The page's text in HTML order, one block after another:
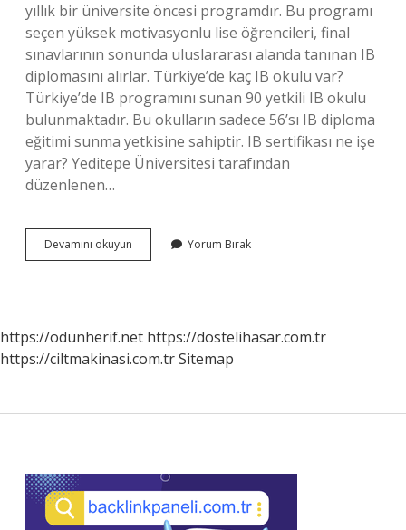
yıllık bir üniversite öncesi programdır. Bu programı
seçen yüksek motivasyonlu lise öğrencileri, final
sınavlarının sonunda uluslararası alanda tanınan IB
diplomasını alırlar. Türkiye’de kaç IB okulu var?
Türkiye’de IB programını sunan 90 yetkili IB okulu
bulunmaktadır. Bu okulların sadece 56’sı IB diploma
eğitimi sunma yetkisine sahiptir. IB sertifikası ne işe
yarar? Yeditepe Üniversitesi tarafından
düzenlenen…
Devamını okuyun
Standart
Yorum Bırak
https://odunherif.net https://dostelihasar.com.tr
https://ciltmakinasi.com.trSitemap
Sidebar